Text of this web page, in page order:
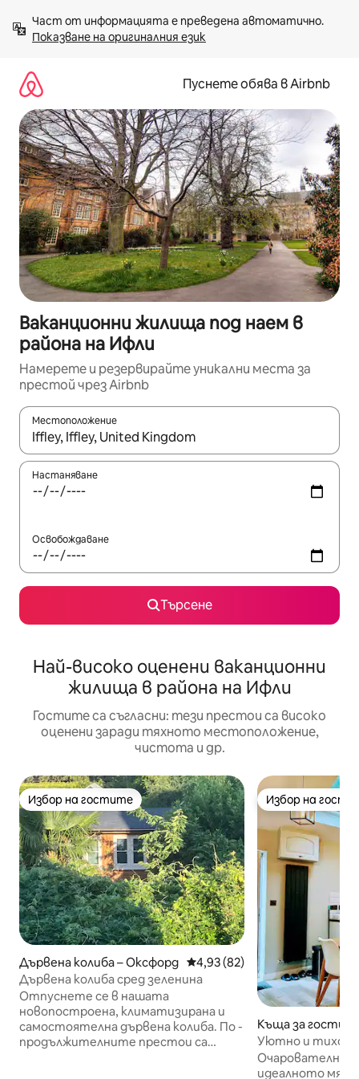
към
съдържанието
Показване на оригиналния език
Пуснете обява в Airbnb
Ваканционни жилища под наем в
района на Ифли
Намерете и резервирайте уникални места за
престой чрез Airbnb
Местоположение
Когато резултатите се покажат, използвайте
Настаняване
Освобождаване
Търсене
Най-високо оценени ваканционни
жилища в района на Ифли
Гостите са съгласни: тези престои са високо
оценени заради тяхното местоположение,
чистота и др.
Избор на гостите
Избор на гостите
Дървена колиба – Оксфорд Средна оценка: 4,93 от 5,
4,93 (82)
Дървена колиба сред зеленина
Отпуснете се в нашата
новопостроена, климатизирана и
самостоятелна дървена колиба. По -
продължителните престои са
Избор на
Избор на
Къща за гости –
Уютно и тихо
Оксфорд
идеалното